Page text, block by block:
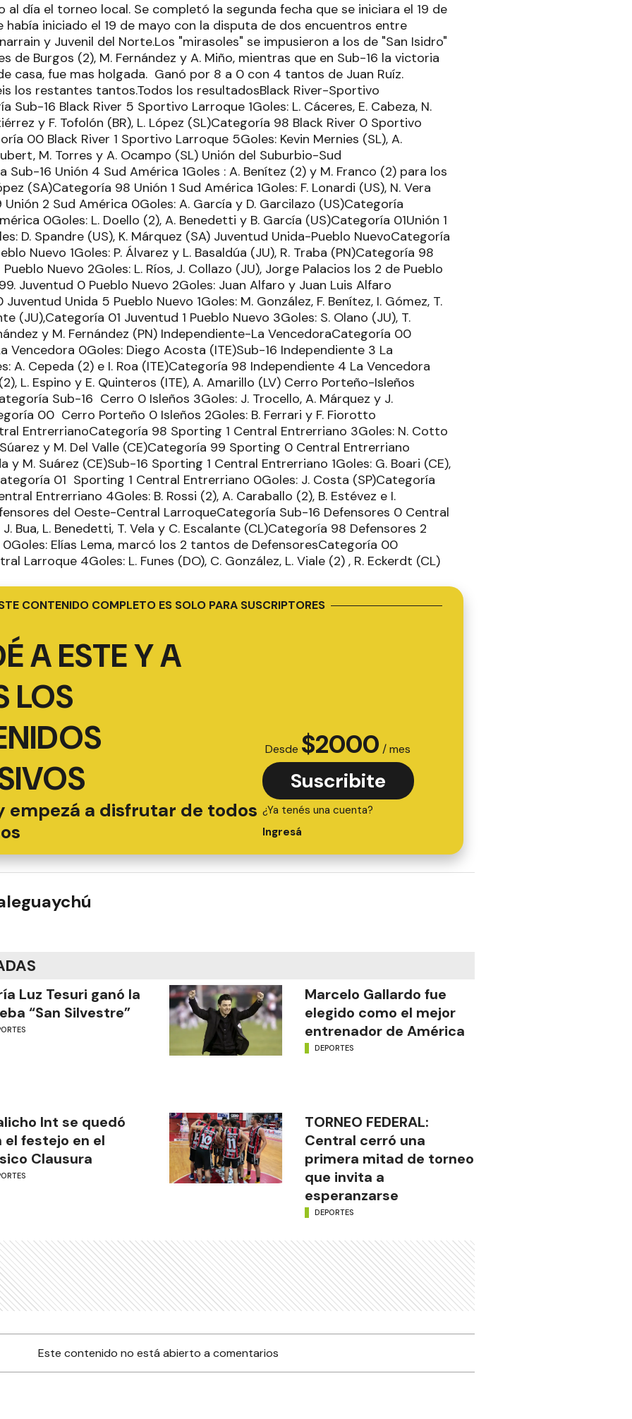
al día el torneo local. Se completó la segunda fecha que se iniciara el 19 de
había iniciado el 19 de mayo con la disputa de dos encuentros entre
y Juvenil del Norte.Los "mirasoles" se impusieron a los de "San Isidro"
de Burgos (2), M. Fernández y A. Miño, mientras que en Sub-16 la victoria
casa, fue mas holgada. Ganó por 8 a 0 con 4 tantos de Juan Ruíz.
los restantes tantos.Todos los resultadosBlack River-Sportivo
Sub-16 Black River 5 Sportivo Larroque 1Goles: L. Cáceres, E. Cabeza, N.
y F. Tofolón (BR), L. López (SL)Categoría 98 Black River 0 Sportivo
00 Black River 1 Sportivo Larroque 5Goles: Kevin Mernies (SL), A.
M. Torres y A. Ocampo (SL) Unión del Suburbio-Sud
Sub-16 Unión 4 Sud América 1Goles : A. Benítez (2) y M. Franco (2) para los
(SA)Categoría 98 Unión 1 Sud América 1Goles: F. Lonardi (US), N. Vera
2 Sud América 0Goles: A. García y D. Garcilazo (US)Categoría
0Goles: L. Doello (2), A. Benedetti y B. García (US)Categoría 01Unión 1
D. Spandre (US), K. Márquez (SA) Juventud Unida-Pueblo NuevoCategoría
Nuevo 1Goles: P. Álvarez y L. Basaldúa (JU), R. Traba (PN)Categoría 98
Nuevo 2Goles: L. Ríos, J. Collazo (JU), Jorge Palacios los 2 de Pueblo
Juventud 0 Pueblo Nuevo 2Goles: Juan Alfaro y Juan Luis Alfaro
Unida 5 Pueblo Nuevo 1Goles: M. González, F. Benítez, I. Gómez, T.
(JU),Categoría 01 Juventud 1 Pueblo Nuevo 3Goles: S. Olano (JU), T.
y M. Fernández (PN) Independiente-La VencedoraCategoría 00
Vencedora 0Goles: Diego Acosta (ITE)Sub-16 Independiente 3 La
A. Cepeda (2) e I. Roa (ITE)Categoría 98 Independiente 4 La Vencedora
L. Espino y E. Quinteros (ITE), A. Amarillo (LV) Cerro Porteño-Isleños
Sub-16 Cerro 0 Isleños 3Goles: J. Trocello, A. Márquez y J.
00 Cerro Porteño 0 Isleños 2Goles: B. Ferrari y F. Fiorotto
EntrerrianoCategoría 98 Sporting 1 Central Entrerriano 3Goles: N. Cotto
Súarez y M. Del Valle (CE)Categoría 99 Sporting 0 Central Entrerriano
y M. Suárez (CE)Sub-16 Sporting 1 Central Entrerriano 1Goles: G. Boari (CE),
01 Sporting 1 Central Entrerriano 0Goles: J. Costa (SP)Categoría
Entrerriano 4Goles: B. Rossi (2), A. Caraballo (2), B. Estévez e I.
del Oeste-Central LarroqueCategoría Sub-16 Defensores 0 Central
Bua, L. Benedetti, T. Vela y C. Escalante (CL)Categoría 98 Defensores 2
Elías Lema, marcó los 2 tantos de DefensoresCategoría 00
Larroque 4Goles: L. Funes (DO), C. González, L. Viale (2) , R. Eckerdt (CL)
CONTENIDO COMPLETO ES SOLO PARA SUSCRIPTORES
A ESTE Y A
LOS
empezá a disfrutar de todos
Desde $2000 / mes
Suscribite
¿Ya tenés una cuenta?
Ingresá
Luz Tesuri ganó la
“San Silvestre”
Marcelo Gallardo fue
elegido como el mejor
entrenador de América
DEPORTES
Int se quedó
el festejo en el
Clausura
TORNEO FEDERAL:
Central cerró una
primera mitad de torneo
que invita a
esperanzarse
DEPORTES
Este contenido no está abierto a comentarios